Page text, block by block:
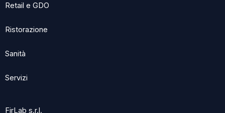
Retail e GDO
Ristorazione
Sanità
Servizi
FirLab s.r.l.